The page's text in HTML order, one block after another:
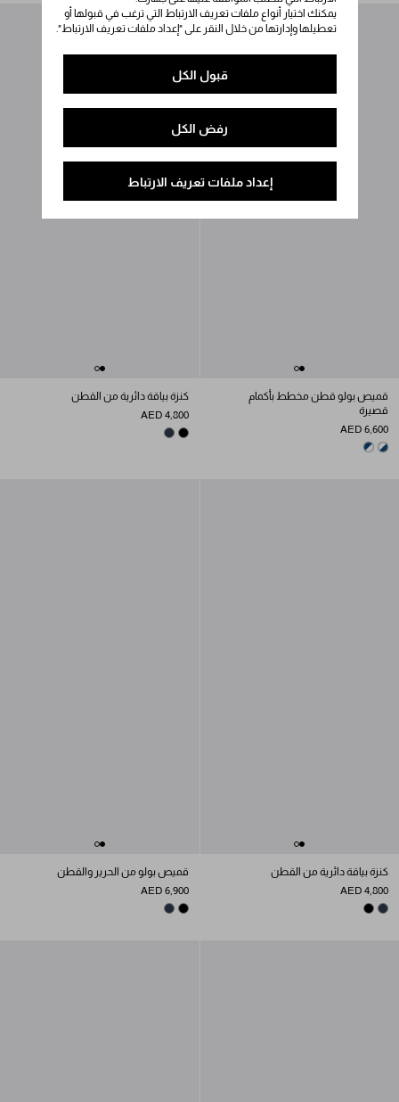
يمكنك اختيار أنواع ملفات تعريف الارتباط التي ترغب في قبولها أو
تعطيلها وإدارتها من خلال النقر على "إعداد ملفات تعريف الارتباط".
قبول الكل
رفض الكل
إعداد ملفات تعريف الارتباط
قميص بولو قطن مخطط بأكمام
قصيرة
AED 6,600
BLUE/WHITE
WHITE/BLUE
كنزة بياقة دائرية من القطن
AED 4,800
BLACK
NAVY
كنزة بياقة دائرية من القطن
AED 4,800
NAVY
BLACK
قميص بولو من الحرير والقطن
AED 6,900
BLACK
NAVY